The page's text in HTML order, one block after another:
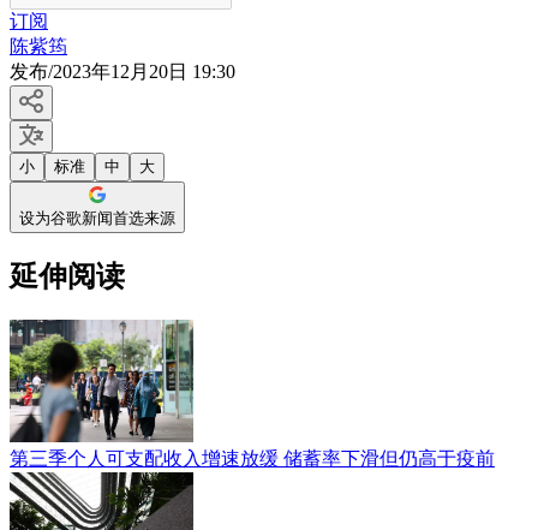
订阅
陈紫筠
发布/2023年12月20日 19:30
小 标准 中 大
设为谷歌新闻首选来源
延伸阅读
第三季个人可支配收入增速放缓 储蓄率下滑但仍高于疫前